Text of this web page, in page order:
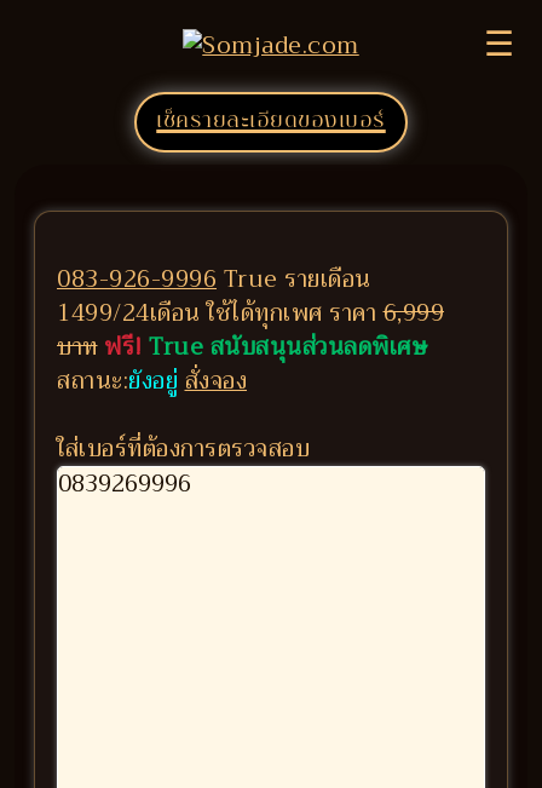
☰
เช็ครายละเอียดของเบอร์
083-926-9996True รายเดือน
1499/24เดือน ใช้ได้ทุกเพศ ราคา6,999
บาทฟรี! True สนับสนุนส่วนลดพิเศษ
สถานะ:ยังอยู่สั่งจอง
ใส่เบอร์ที่ต้องการตรวจสอบ